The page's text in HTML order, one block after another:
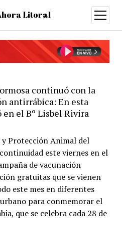
Litoral
open
menu
continuó con la
antirrábica: En esta
el Bº Lisbel Rivira
y Protección Animal del
este viernes en el
de vacunación
gratuitas que se vienen
este mes en diferentes
para conmemorar el
que se celebra cada 28 de